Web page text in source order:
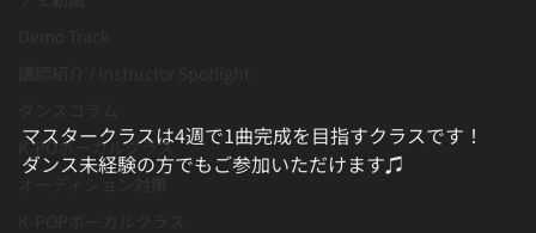
K-POボーカルクラス
マスタークラスは4週で1曲完成を目指すクラスです！
ダンス未経験の方でもご参加いただけます♫